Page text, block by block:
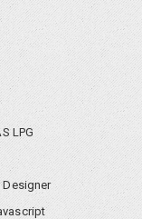
LPG
Designer